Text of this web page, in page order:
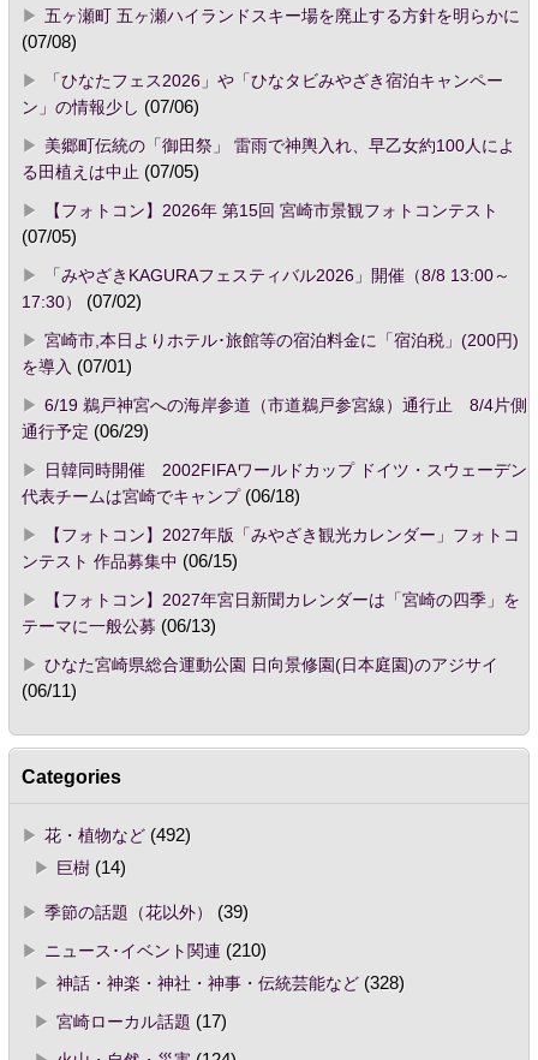
五ヶ瀬町 五ヶ瀬ハイランドスキー場を廃止する方針を明らかに
(07/08)
「ひなたフェス2026」や「ひなタビみやざき宿泊キャンペー
ン」の情報少し (07/06)
美郷町伝統の「御田祭」 雷雨で神輿入れ、早乙女約100人によ
る田植えは中止 (07/05)
【フォトコン】2026年 第15回 宮崎市景観フォトコンテスト
(07/05)
「みやざきKAGURAフェスティバル2026」開催（8/8 13:00～
17:30）
(07/02)
宮崎市,本日よりホテル･旅館等の宿泊料金に「宿泊税」(200円)
を導入 (07/01)
6/19 鵜戸神宮への海岸参道（市道鵜戸参宮線）通行止 8/4片側
通行予定 (06/29)
日韓同時開催 2002FIFAワールドカップ ドイツ・スウェーデン
代表チームは宮崎でキャンプ(06/18)
【フォトコン】2027年版「みやざき観光カレンダー」フォトコ
ンテスト 作品募集中 (06/15)
【フォトコン】2027年宮日新聞カレンダーは「宮崎の四季」を
テーマに一般公募 (06/13)
ひなた宮崎県総合運動公園 日向景修園(日本庭園)のアジサイ
(06/11)
Categories
花・植物など(492)
巨樹(14)
季節の話題（花以外）
(39)
ニュース･イベント関連 (210)
神話・神楽・神社・神事・伝統芸能など(328)
宮崎ローカル話題 (17)